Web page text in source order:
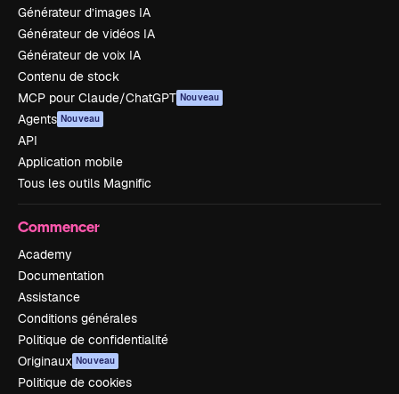
Générateur d’images IA
Générateur de vidéos IA
Générateur de voix IA
Contenu de stock
MCP pour Claude/ChatGPT Nouveau
Agents Nouveau
API
Application mobile
Tous les outils Magnific
Commencer
Academy
Documentation
Assistance
Conditions générales
Politique de confidentialité
Originaux Nouveau
Politique de cookies